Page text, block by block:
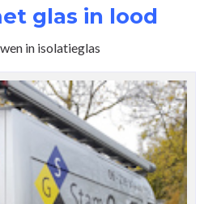
glas in lood
in isolatieglas